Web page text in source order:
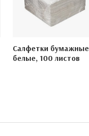
Салфетки бумажные
белые, 100 листов